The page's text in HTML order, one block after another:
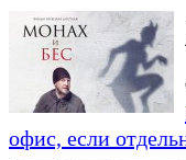
офис, если